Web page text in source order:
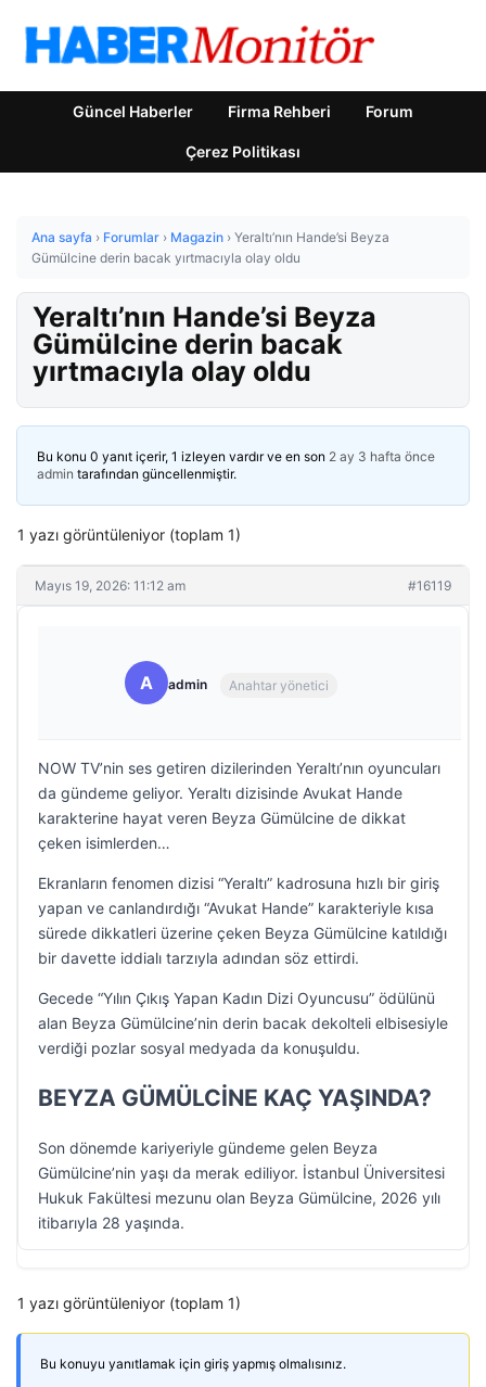
Güncel Haberler Firma Rehberi Forum
Çerez Politikası
Ana sayfa › Forumlar › Magazin › Yeraltı’nın Hande’si Beyza
Gümülcine derin bacak yırtmacıyla olay oldu
Yeraltı’nın Hande’si Beyza
Gümülcine derin bacak
yırtmacıyla olay oldu
Bu konu 0 yanıt içerir, 1 izleyen vardır ve en son 2 ay 3 hafta önce
admin tarafından güncellenmiştir.
1 yazı görüntüleniyor (toplam 1)
Mayıs 19, 2026: 11:12 am #16119
A admin Anahtar yönetici
NOW TV’nin ses getiren dizilerinden Yeraltı’nın oyuncuları
da gündeme geliyor. Yeraltı dizisinde Avukat Hande
karakterine hayat veren Beyza Gümülcine de dikkat
çeken isimlerden…
Ekranların fenomen dizisi “Yeraltı” kadrosuna hızlı bir giriş
yapan ve canlandırdığı “Avukat Hande” karakteriyle kısa
sürede dikkatleri üzerine çeken Beyza Gümülcine katıldığı
bir davette iddialı tarzıyla adından söz ettirdi.
Gecede “Yılın Çıkış Yapan Kadın Dizi Oyuncusu” ödülünü
alan Beyza Gümülcine’nin derin bacak dekolteli elbisesiyle
verdiği pozlar sosyal medyada da konuşuldu.
BEYZA GÜMÜLCİNE KAÇ YAŞINDA?
Son dönemde kariyeriyle gündeme gelen Beyza
Gümülcine’nin yaşı da merak ediliyor. İstanbul Üniversitesi
Hukuk Fakültesi mezunu olan Beyza Gümülcine, 2026 yılı
itibarıyla 28 yaşında.
1 yazı görüntüleniyor (toplam 1)
Bu konuyu yanıtlamak için giriş yapmış olmalısınız.